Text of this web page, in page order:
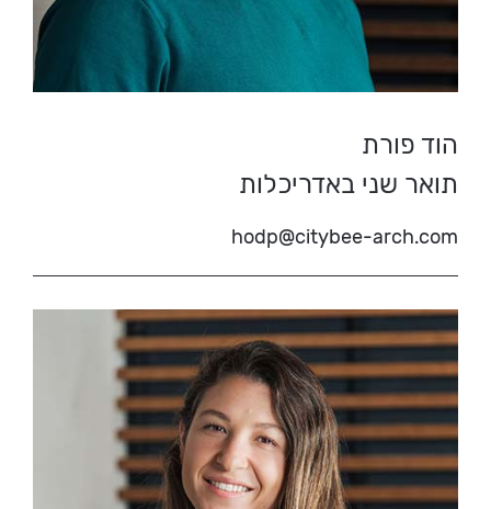
הוד פורת
תואר שני באדריכלות
hodp@citybee-arch.com